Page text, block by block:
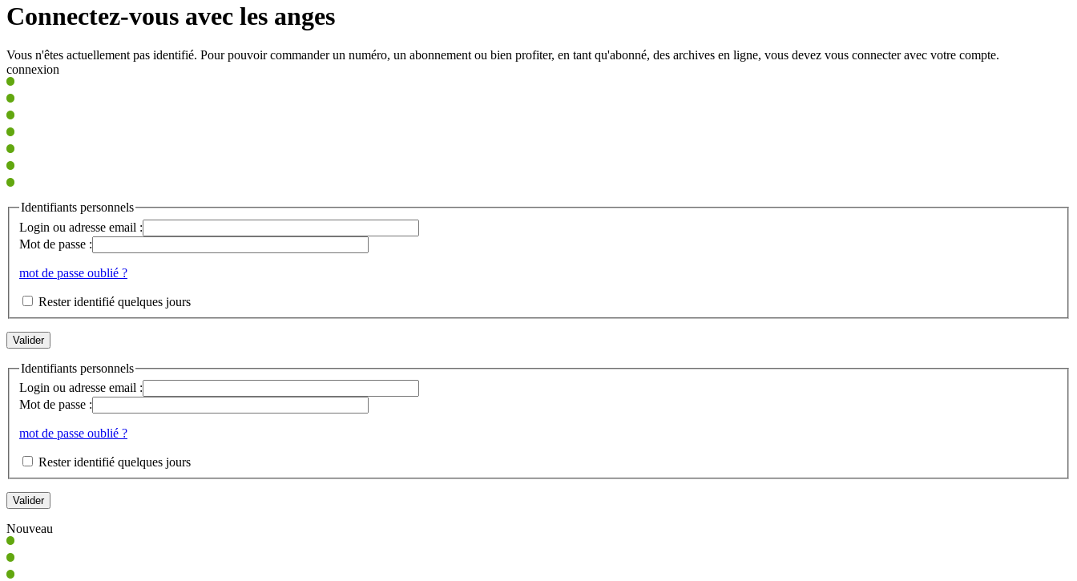
Connectez-vous avec les anges
Vous n'êtes actuellement pas identifié. Pour pouvoir commander un numéro, un abonnement ou bien profiter, en tant qu'abonné, des archives en ligne, vous devez vous connecter avec votre compte.
connexion
Identifiants personnels
Login ou adresse email :
Mot de passe :
mot de passe oublié ?
Rester identifié quelques jours
Identifiants personnels
Login ou adresse email :
Mot de passe :
mot de passe oublié ?
Rester identifié quelques jours
Nouveau